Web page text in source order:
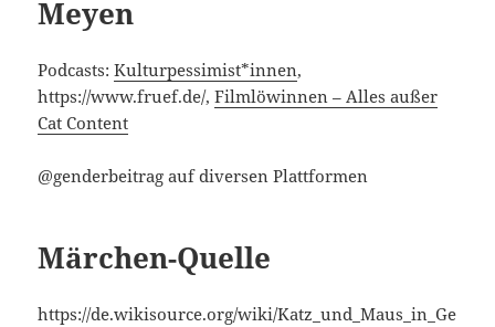
Meyen
Podcasts:Kulturpessimist*innen,
https://www.fruef.de/,Filmlöwinnen – Alles außer
Cat Content
@genderbeitrag auf diversen Plattformen
Märchen-Quelle
https://de.wikisource.org/wiki/Katz_und_Maus_in_Ge